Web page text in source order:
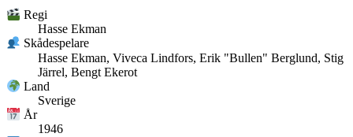
Regi
Hasse Ekman
Skådespelare
Hasse Ekman, Viveca Lindfors, Erik "Bullen" Berglund, Stig
Järrel, Bengt Ekerot
Land
Sverige
År
1946